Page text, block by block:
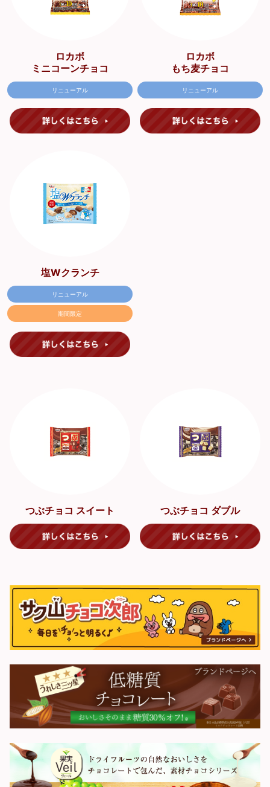
ロカボ
ミニコーンチョコ
リニューアル
ロカボ
もち麦チョコ
リニューアル
塩Wクランチ
リニューアル
期間限定
つぶチョコ スイート つぶチョコ ダブル